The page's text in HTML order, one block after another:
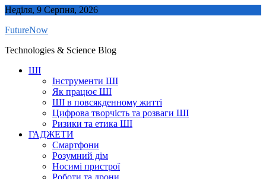
Skip
content
Неділя, 9 Серпня, 2026
FutureNow
Technologies & Science Blog
ШІ
Інструменти ШІ
Як працює ШІ
ШІ в повсякденному житті
Цифрова творчість та розваги ШІ
Ризики та етика ШІ
ГАДЖЕТИ
Смартфони
Розумний дім
Носимі пристрої
Роботи та дрони